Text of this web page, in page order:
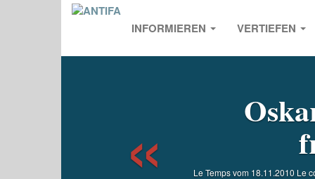
INFORMIEREN VERTIEFEN
Le Temps vom 18.11.2010 Le